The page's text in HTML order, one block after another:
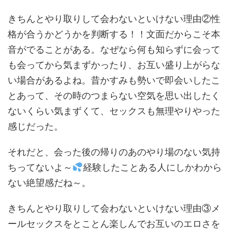
きちんとやり取りして会わないといけない理由②性
格が合うかどうかを判断する！！文面だからこそ本
音がでることがある。なぜなら何も知らずに会って
も会ってから気まずかったり、お互い盛り上がらな
い場合があるよね。昔かすみも勢いで即会いしたこ
とあって、その時のつまらない空気を思い出したく
ないくらい気まずくて、セックスも無理やりやった
感じだった。
それだと、会った後の帰りのあのやり場のない気持
ちってないよ～
経験したことある人にしかわから
ない絶望感だね～。
きちんとやり取りして会わないといけない理由③メ
ールセックスをとことん楽しんでお互いのエロさを